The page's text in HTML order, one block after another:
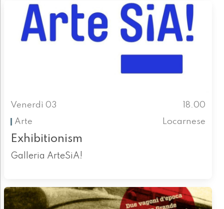
Venerdì 03
18.00
Arte
Locarnese
Exhibitionism
Galleria ArteSiA!